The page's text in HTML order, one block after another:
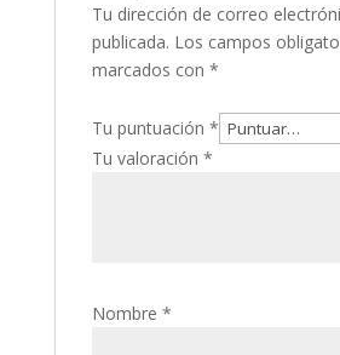
Tu dirección de correo
publicada. Los campos
marcados con *
Tu puntuación *
Tu valoración *
Nombre *